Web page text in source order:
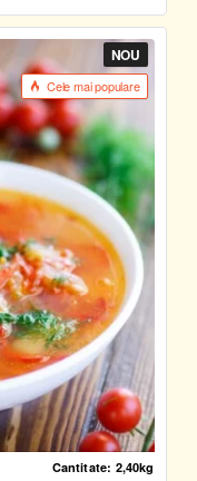
NOU
Cele mai populare
Cantitate: 2,40kg